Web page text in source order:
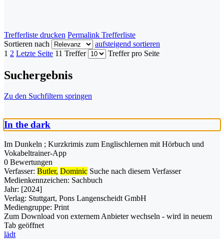
Trefferliste drucken Permalink Trefferliste
Sortieren nach
aufsteigend sortieren
1 2 Letzte Seite 11 Treffer Treffer pro Seite
Suchergebnis
Zu den Suchfiltern springen
In the dark
Im Dunkeln ; Kurzkrimis zum Englischlernen mit Hörbuch und
Vokabeltrainer-App
0 Bewertungen
Verfasser: Butler, Dominic Suche nach diesem Verfasser
Medienkennzeichen: Sachbuch
Jahr: [2024]
Verlag: Stuttgart, Pons Langenscheidt GmbH
Mediengruppe: Print
Zum Download von externem Anbieter wechseln - wird in neuem
Tab geöffnet
lädt